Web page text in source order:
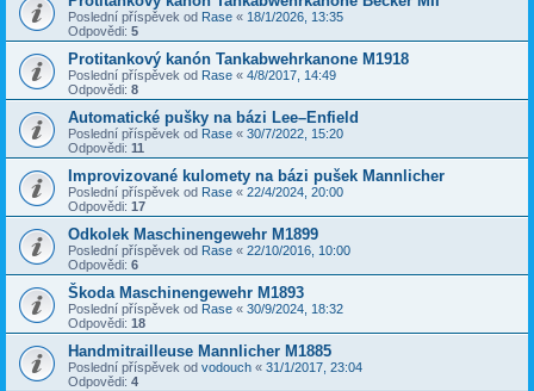
Poslední příspěvek od Rase « 18/1/2026, 13:35
Odpovědi: 5
Protitankový kanón Tankabwehrkanone M1918
Poslední příspěvek od Rase « 4/8/2017, 14:49
Odpovědi: 8
Automatické pušky na bázi Lee–Enfield
Poslední příspěvek od Rase « 30/7/2022, 15:20
Odpovědi: 11
Improvizované kulomety na bázi pušek Mannlicher
Poslední příspěvek od Rase « 22/4/2024, 20:00
Odpovědi: 17
Odkolek Maschinengewehr M1899
Poslední příspěvek od Rase « 22/10/2016, 10:00
Odpovědi: 6
Škoda Maschinengewehr M1893
Poslední příspěvek od Rase « 30/9/2024, 18:32
Odpovědi: 18
Handmitrailleuse Mannlicher M1885
Poslední příspěvek od vodouch « 31/1/2017, 23:04
Odpovědi: 4